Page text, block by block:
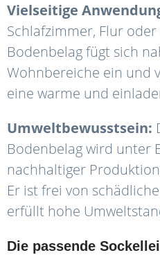
Vielseitige
Schlafzimmer, Flur
Bodenbelag fügt sich
Wohnbereiche ein und
eine warme und
Umweltbewusstsein:
Bodenbelag wird unter
nachhaltiger
Er ist frei von
erfüllt hohe
Die passende